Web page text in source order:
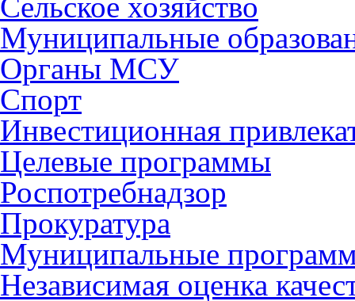
Муниципальные
Органы МСУ
Спорт
Инвестиционная
Целевые программы
Роспотребнадзор
Прокуратура
Муниципальные
Независимая оценка